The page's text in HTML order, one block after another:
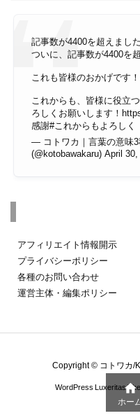
記事数が4400を超えました
ついに、記事数が4400を
これも皆様のおかげです
これからも、皆様に役立
ろしくお願いします！
感謝#これからもよろしく
— コトワカ｜言葉の意味3
(@kotobawakaru) April 30,
アフィリエイト情報開示
プライバシーポリシー
各種のお問い合わせ
運営主体・編集ポリシー
Copyright © コトワカ/
WordPress Luxeritas
ホー